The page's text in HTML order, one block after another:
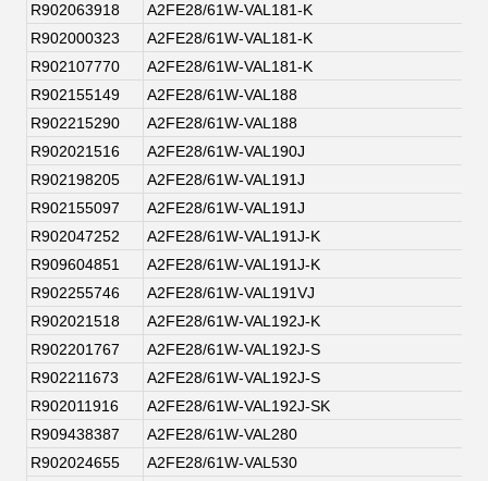
R902063918
A2FE28/61W-VAL181-K
R902000323
A2FE28/61W-VAL181-K
R902107770
A2FE28/61W-VAL181-K
R902155149
A2FE28/61W-VAL188
R902215290
A2FE28/61W-VAL188
R902021516
A2FE28/61W-VAL190J
R902198205
A2FE28/61W-VAL191J
R902155097
A2FE28/61W-VAL191J
R902047252
A2FE28/61W-VAL191J-K
R909604851
A2FE28/61W-VAL191J-K
R902255746
A2FE28/61W-VAL191VJ
R902021518
A2FE28/61W-VAL192J-K
R902201767
A2FE28/61W-VAL192J-S
R902211673
A2FE28/61W-VAL192J-S
R902011916
A2FE28/61W-VAL192J-SK
R909438387
A2FE28/61W-VAL280
R902024655
A2FE28/61W-VAL530